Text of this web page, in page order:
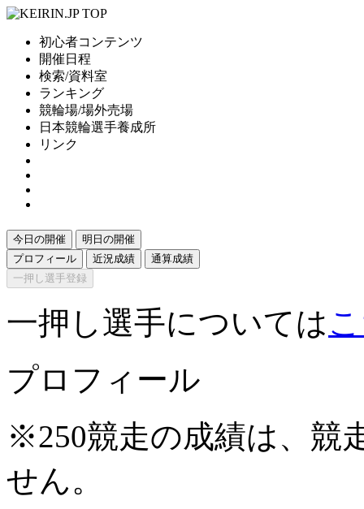
初心者コンテンツ
開催日程
検索/資料室
ランキング
競輪場/場外売場
日本競輪選手養成所
リンク
今日の開催
明日の開催
プロフィール
近況成績
通算成績
一押し選手登録
一押し選手については
プロフィール
※250競走の成績は、競
せん。